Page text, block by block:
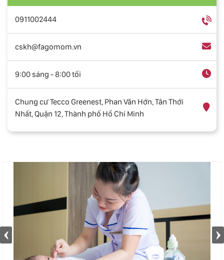
0911002444
cskh@fagomom.vn
9:00 sáng - 8:00 tối
Chung cư Tecco Greenest, Phan Văn Hớn, Tân Thới
Nhất, Quận 12, Thành phố Hồ Chí Minh